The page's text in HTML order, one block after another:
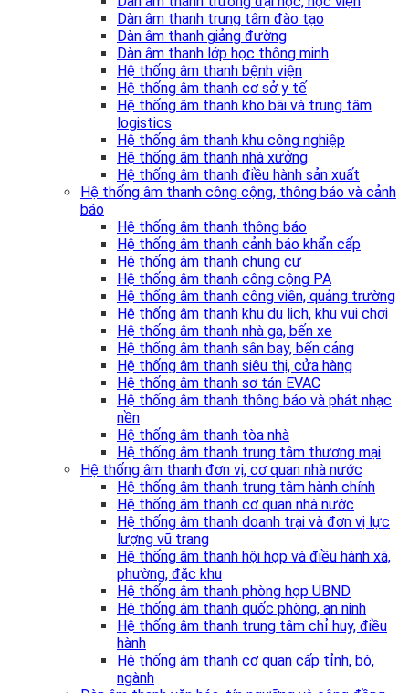
Dàn âm thanh trung tâm đào tạo
Dàn âm thanh giảng đường
Dàn âm thanh lớp học thông minh
Hệ thống âm thanh bệnh viện
Hệ thống âm thanh cơ sở y tế
Hệ thống âm thanh kho bãi và trung tâm
logistics
Hệ thống âm thanh khu công nghiệp
Hệ thống âm thanh nhà xưởng
Hệ thống âm thanh điều hành sản xuất
Hệ thống âm thanh công cộng, thông báo và cảnh
báo
Hệ thống âm thanh thông báo
Hệ thống âm thanh cảnh báo khẩn cấp
Hệ thống âm thanh chung cư
Hệ thống âm thanh công cộng PA
Hệ thống âm thanh công viên, quảng trường
Hệ thống âm thanh khu du lịch, khu vui chơi
Hệ thống âm thanh nhà ga, bến xe
Hệ thống âm thanh sân bay, bến cảng
Hệ thống âm thanh siêu thị, cửa hàng
Hệ thống âm thanh sơ tán EVAC
Hệ thống âm thanh thông báo và phát nhạc
nền
Hệ thống âm thanh tòa nhà
Hệ thống âm thanh trung tâm thương mại
Hệ thống âm thanh đơn vị, cơ quan nhà nước
Hệ thống âm thanh trung tâm hành chính
Hệ thống âm thanh cơ quan nhà nước
Hệ thống âm thanh doanh trại và đơn vị lực
lượng vũ trang
Hệ thống âm thanh hội họp và điều hành xã,
phường, đặc khu
Hệ thống âm thanh phòng họp UBND
Hệ thống âm thanh quốc phòng, an ninh
Hệ thống âm thanh trung tâm chỉ huy, điều
hành
Hệ thống âm thanh cơ quan cấp tỉnh, bộ,
ngành